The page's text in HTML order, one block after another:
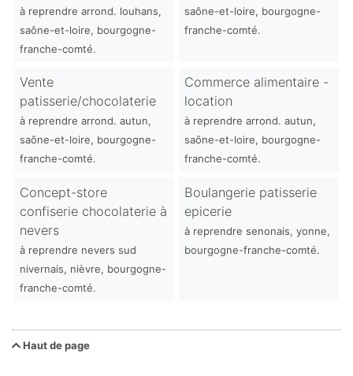
à reprendre arrond. louhans,
saône-et-loire, bourgogne-
franche-comté.
saône-et-loire, bourgogne-
franche-comté.
Vente
patisserie/chocolaterie
à reprendre arrond. autun,
saône-et-loire, bourgogne-
franche-comté.
Commerce alimentaire -
location
à reprendre arrond. autun,
saône-et-loire, bourgogne-
franche-comté.
Concept-store
confiserie chocolaterie à
nevers
à reprendre nevers sud
nivernais, nièvre, bourgogne-
franche-comté.
Boulangerie patisserie
epicerie
à reprendre senonais, yonne,
bourgogne-franche-comté.
Haut de page